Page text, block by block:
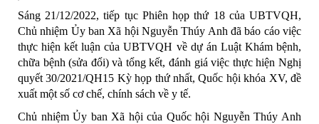
Sáng 21/12/2022, tiếp tục Phiên họp thứ 18 của UBTVQH,
Chủ nhiệm Ủy ban Xã hội Nguyễn Thúy Anh đã báo cáo việc
thực hiện kết luận của UBTVQH về dự án Luật Khám bệnh,
chữa bệnh (sửa đổi) và tổng kết, đánh giá việc thực hiện Nghị
quyết 30/2021/QH15 Kỳ họp thứ nhất, Quốc hội khóa XV, đề
xuất một số cơ chế, chính sách về y tế.
Chủ nhiệm Ủy ban Xã hội của Quốc hội Nguyễn Thúy Anh